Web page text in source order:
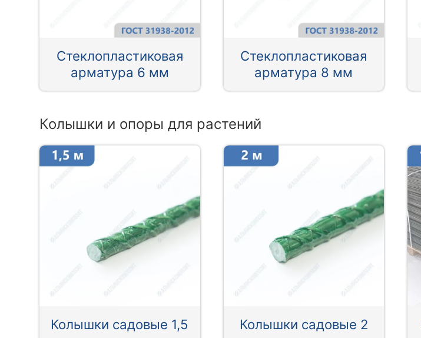
Стеклопластиковая
арматура 6 мм
Стеклопластиковая
арматура 8 мм
Колышки и опоры для растений
Колышки садовые 1,5
Колышки садовые 2